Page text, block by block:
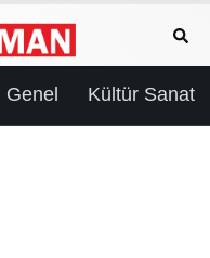
Genel Kültür Sanat